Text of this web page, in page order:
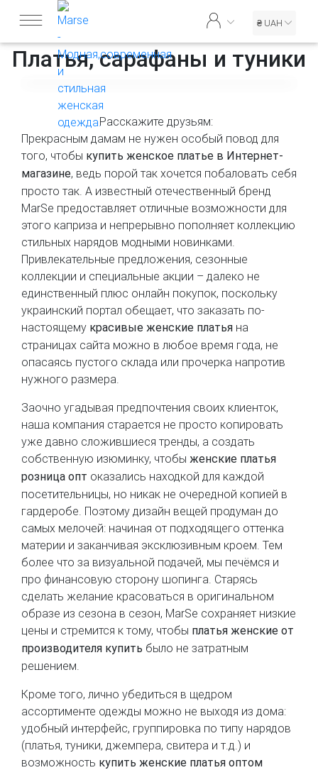
₴ UAH
Платья, сарафаны и туники
Расскажите друзьям:
Прекрасным дамам не нужен особый повод для
того, чтобы купить женское платье в Интернет-
магазине, ведь порой так хочется побаловать себя
просто так. А известный отечественный бренд
MarSe предоставляет отличные возможности для
этого каприза и непрерывно пополняет коллекцию
стильных нарядов модными новинками.
Привлекательные предложения, сезонные
коллекции и специальные акции – далеко не
единственный плюс онлайн покупок, поскольку
украинский портал обещает, что заказать по-
настоящему красивые женские платья на
страницах сайта можно в любое время года, не
опасаясь пустого склада или прочерка напротив
нужного размера.
Заочно угадывая предпочтения своих клиенток,
наша компания старается не просто копировать
уже давно сложившиеся тренды, а создать
собственную изюминку, чтобы женские платья
розница опт оказались находкой для каждой
посетительницы, но никак не очередной копией в
гардеробе. Поэтому дизайн вещей продуман до
самых мелочей: начиная от подходящего оттенка
материи и заканчивая эксклюзивным кроем. Тем
более что за визуальной подачей, мы печёмся и
про финансовую сторону шопинга. Старясь
сделать желание красоваться в оригинальном
образе из сезона в сезон, MarSe сохраняет низкие
цены и стремится к тому, чтобы платья женские от
производителя купить было не затратным
решением.
Кроме того, лично убедиться в щедром
ассортименте одежды можно не выходя из дома:
удобный интерфейс, группировка по типу нарядов
(платья, туники, джемпера, свитера и т.д.) и
возможность купить женские платья оптом